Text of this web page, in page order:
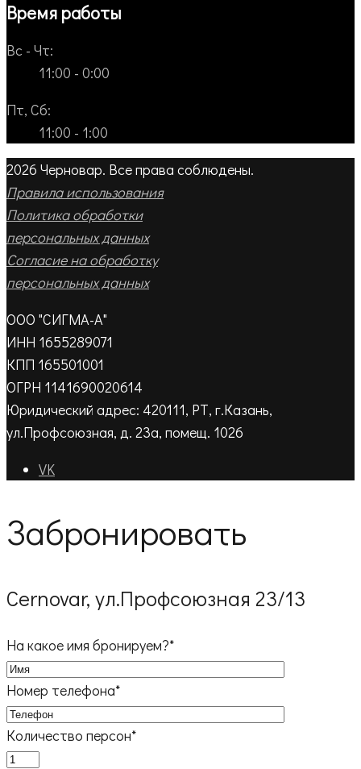
Время работы
Вс - Чт:
11:00 - 0:00
Пт, Сб:
11:00 - 1:00
2026 Черновар. Все права соблюдены.
Правила использования
Политика обработки
персональных данных
Согласие на обработку
персональных данных
ООО "СИГМА-А"
ИНН 1655289071
КПП 165501001
ОГРН 1141690020614
Юридический адрес: 420111, РТ, г.Казань,
ул.Профсоюзная, д. 23а, помещ. 1026
VK
Забронировать
Cernovar, ул.Профсоюзная 23/13
На какое имя бронируем?*
Номер телефона*
Количество персон*